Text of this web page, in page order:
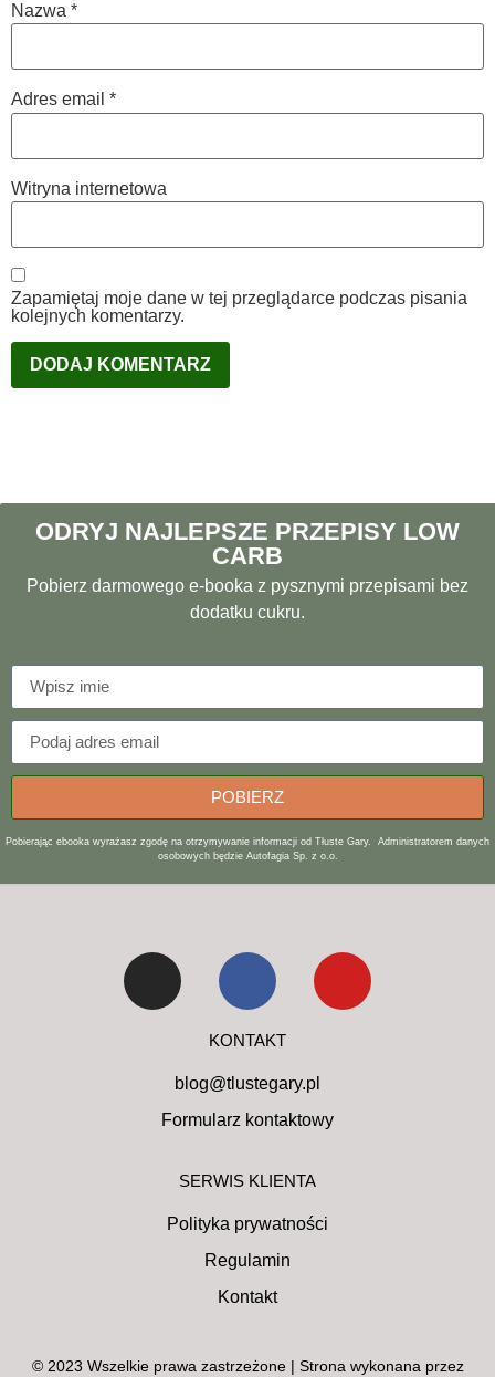
Nazwa *
Adres email *
Witryna internetowa
Zapamiętaj moje dane w tej przeglądarce podczas pisania
kolejnych komentarzy.
ODRYJ NAJLEPSZE PRZEPISY LOW
CARB
Pobierz darmowego e-booka z pysznymi przepisami bez
dodatku cukru.
POBIERZ
Pobierając ebooka wyrażasz zgodę na otrzymywanie informacji od Tłuste Gary. Administratorem danych
osobowych będzie Autofagia Sp. z o.o.
KONTAKT
blog@tlustegary.pl
Formularz kontaktowy
SERWIS KLIENTA
Polityka prywatności
Regulamin
Kontakt
© 2023 Wszelkie prawa zastrzeżone | Strona wykonana przez